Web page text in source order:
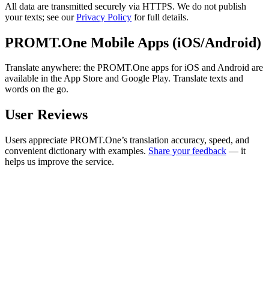
All data are transmitted securely via HTTPS. We do not publish
your texts; see ourPrivacy Policy for full details.
PROMT.One Mobile Apps (iOS/Android)
Translate anywhere: the PROMT.One apps for iOS and Android are
available in the App Store and Google Play. Translate texts and
words on the go.
User Reviews
Users appreciate PROMT.One’s translation accuracy, speed, and
convenient dictionary with examples. Share your feedback — it
helps us improve the service.